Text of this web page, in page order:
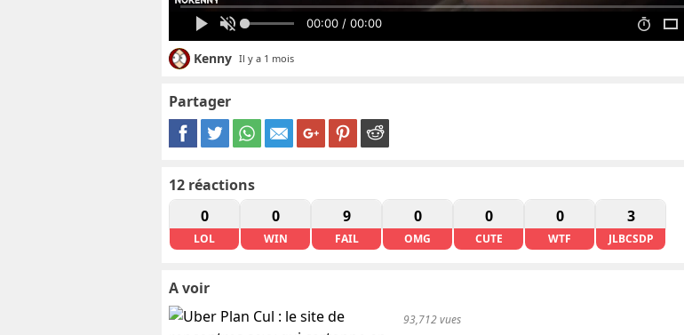
00:00 / 00:00
Kenny Il y a 1 mois
Partager
12 réactions
0
LOL
0
WIN
9
FAIL
0
OMG
0
CUTE
0
WTF
3
JLBCSDP
A voir
93,712 vues